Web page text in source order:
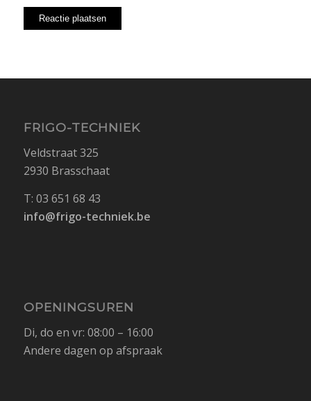
FRIGO-TECHNIEK
Veldstraat 325
2930 Brasschaat
T: 03 651 68 43
info@frigo-techniek.be
OPENINGSUREN
Di, do en vr: 08:00 – 16:00
Andere dagen op afspraak